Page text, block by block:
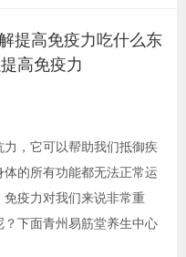
提高免疫力吃什么东
高免疫力
，它可以帮助我们抵御疾
的所有功能都无法正常运
疫力对我们来说非常重
下面青州易筋堂养生中心